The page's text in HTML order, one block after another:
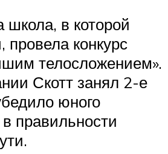
школа, в которой
провела конкурс
телосложением».
Скотт занял 2-е
юного
правильности